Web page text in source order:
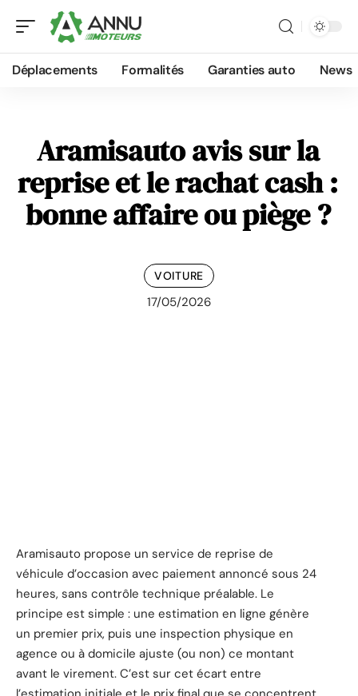
Déplacements Formalités Garanties auto News
Aramisauto avis sur la
reprise et le rachat cash :
bonne affaire ou piège ?
VOITURE
17/05/2026
Aramisauto propose un service de reprise de
véhicule d’occasion avec paiement annoncé sous 24
heures, sans contrôle technique préalable. Le
principe est simple : une estimation en ligne génère
un premier prix, puis une inspection physique en
agence ou à domicile ajuste (ou non) ce montant
avant le virement. C’est sur cet écart entre